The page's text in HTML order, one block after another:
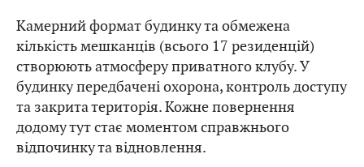
Камерний формат будинку та обмежена
кількість мешканців (всього 17 резиденцій)
створюють атмосферу приватного клубу. У
будинку передбачені охорона, контроль доступу
та закрита територія. Кожне повернення
додому тут стає моментом справжнього
відпочинку та відновлення.